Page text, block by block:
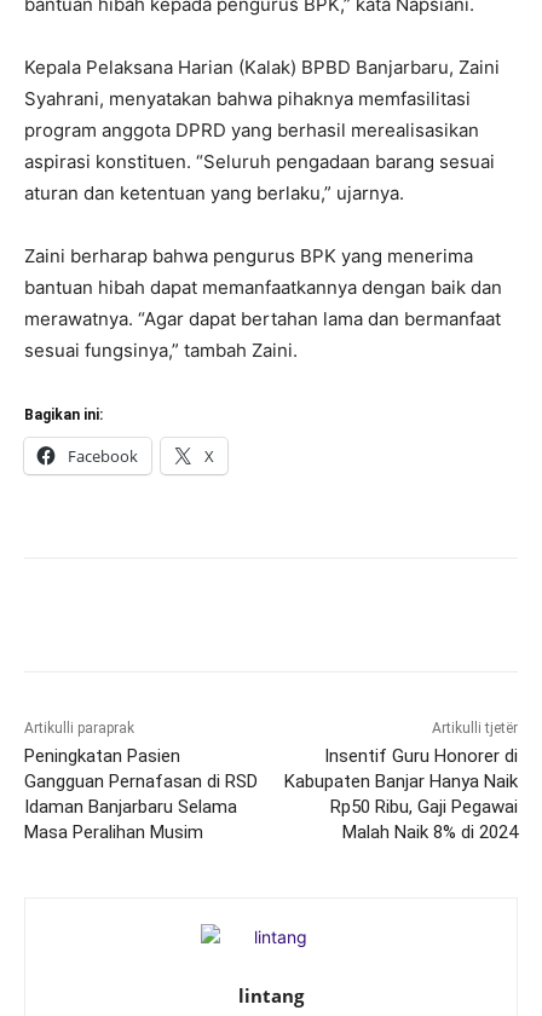
Kepala Pelaksana Harian (Kalak) BPBD Banjarbaru, Zaini
Syahrani, menyatakan bahwa pihaknya memfasilitasi
program anggota DPRD yang berhasil merealisasikan
aspirasi konstituen. “Seluruh pengadaan barang sesuai
aturan dan ketentuan yang berlaku,” ujarnya.
Zaini berharap bahwa pengurus BPK yang menerima
bantuan hibah dapat memanfaatkannya dengan baik dan
merawatnya. “Agar dapat bertahan lama dan bermanfaat
sesuai fungsinya,” tambah Zaini.
Bagikan ini:
Facebook X
Artikulli paraprak
Peningkatan Pasien
Gangguan Pernafasan di RSD
Idaman Banjarbaru Selama
Masa Peralihan Musim
Artikulli tjetër
Insentif Guru Honorer di
Kabupaten Banjar Hanya Naik
Rp50 Ribu, Gaji Pegawai
Malah Naik 8% di 2024
lintang